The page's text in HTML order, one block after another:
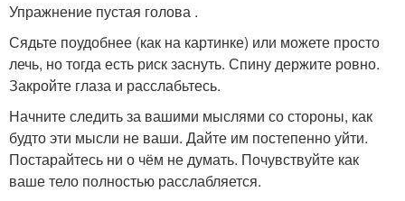
Упражнение пустая голова .
Сядьте поудобнее (как на картинке) или можете просто
лечь, но тогда есть риск заснуть. Спину держите ровно.
Закройте глаза и расслабьтесь.
Начните следить за вашими мыслями со стороны, как
будто эти мысли не ваши. Дайте им постепенно уйти.
Постарайтесь ни о чём не думать. Почувствуйте как
ваше тело полностью расслабляется.